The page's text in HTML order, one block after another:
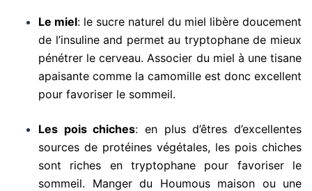
Le miel: le sucre naturel du miel libère doucement
de l’insuline and permet au tryptophane de mieux
pénétrer le cerveau. Associer du miel à une tisane
apaisante comme la camomille est donc excellent
pour favoriser le sommeil.
Les pois chiches: en plus d’êtres d’excellentes
sources de protéines végétales, les pois chiches
sont riches en tryptophane pour favoriser le
sommeil. Manger du Houmous maison ou une